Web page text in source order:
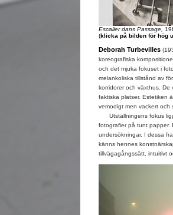
Escalier dans Passage,
(klicka på bilden för hög
Deborah Turbevilles
koreografiska
och det mjuka fokuset i
melankoliska tillstånd av
korridorer och växthus. De
faktiska platser. Estetiken
vemodigt men vackert och
Utställningens fokus
fotografier på tunt papper.
undersökningar. I dessa
känns hennes
tillvägagångssätt, intuitivt